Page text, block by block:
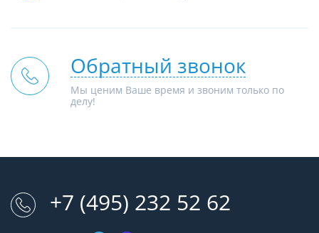
Обратный звонок
Мы ценим Ваше время и звоним только по
делу!
+7 (495) 232 52 62